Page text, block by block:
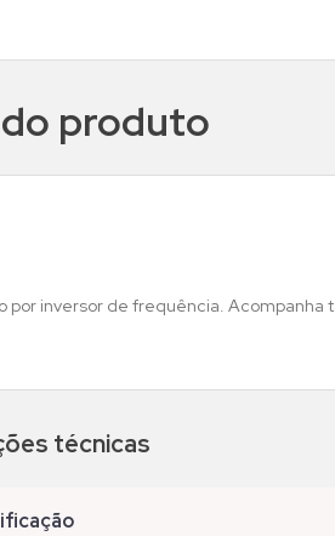
produto
inversor de frequência. Acompanha
técnicas